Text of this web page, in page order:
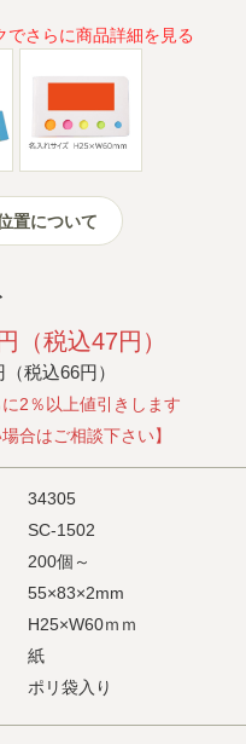
採用情報
さらに商品詳細を見る
置について
（税込47円）
（税込66円）
に2％以上値引きします
合はご相談下さい】
34305
SC-1502
200個～
55×83×2mm
H25×W60ｍｍ
紙
ポリ袋入り